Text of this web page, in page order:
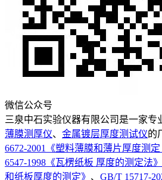
微信公众号
三泉中石实验仪器有限公司是一家专
薄膜测厚仪、 金属镀层厚度测试仪的
6672-2001《塑料薄膜和薄片厚度测定
6547-1998《瓦楞纸板 厚度的测定法》
和纸板厚度的测定》 、 GB/T 15717-